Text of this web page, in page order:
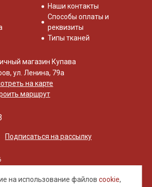
на использование файловcookie,
Наши контакты
Способы оплаты и
реквизиты
Типы тканей
магазин Купава
ул. Ленина, 79а
на карте
маршрут
Подписаться на рассылку
является публичной